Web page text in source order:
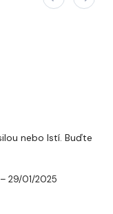
nebo lstí. Buďte
– 29/01/2025